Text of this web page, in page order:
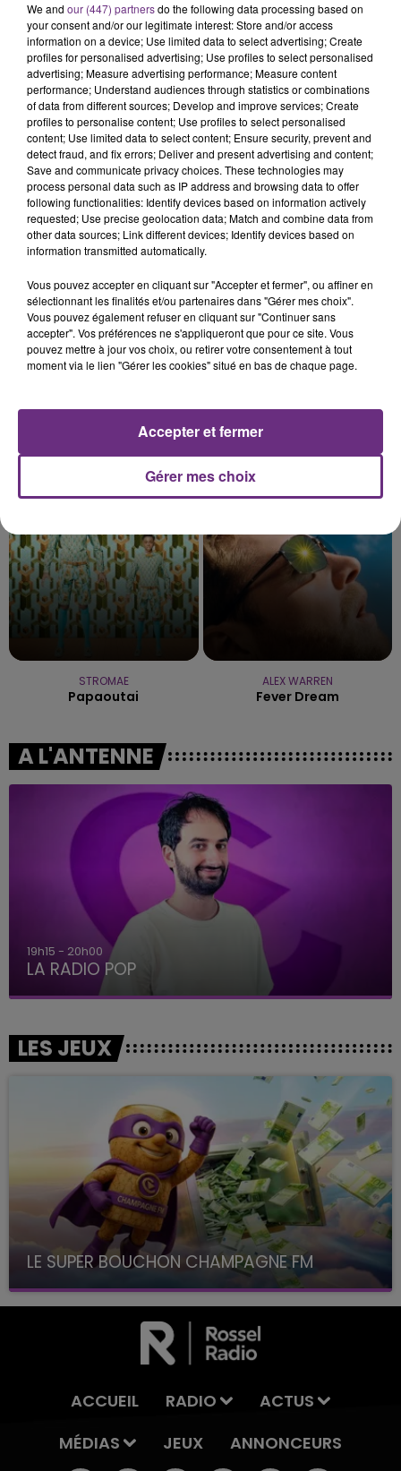
LE MAGASIN JOUÉCLUB DE REIMS FERME
SES PORTES
C'était l'une des institutions du centre-ville
rémois. Le magasin JouéClub est contraint de
fermer ses portes.
TITRES DIFFUSÉS
14h28
14h28
End Of Beginning
TAYLOR SWIFT
Elizabeth Taylor
14h21
14h21
STROMAE
Papaoutai
14h19
14h19
ALEX WARREN
Fever Dream
A L'ANTENNE
19h15 - 20h00
LA RADIO POP
LES JEUX
LE SUPER BOUCHON CHAMPAGNE FM
avec La Famille Champagne FM, à 8H10
ACCUEIL RADIO
ACTUS
MÉDIAS
JEUX ANNONCEURS
We and our (447) partnersdo the following data processing based on
your consent and/or our legitimate interest: Store and/or access
information on a device; Use limited data to select advertising; Create
profiles for personalised advertising; Use profiles to select personalised
advertising; Measure advertising performance; Measure content
performance; Understand audiences through statistics or combinations
of data from different sources; Develop and improve services; Create
profiles to personalise content; Use profiles to select personalised
content; Use limited data to select content; Ensure security, prevent and
detect fraud, and fix errors; Deliver and present advertising and content;
Save and communicate privacy choices. These technologies may
process personal data such as IP address and browsing data to offer
following functionalities: Identify devices based on information actively
requested; Use precise geolocation data; Match and combine data from
other data sources; Link different devices; Identify devices based on
information transmitted automatically.
Vous pouvez accepter en cliquant sur "Accepter et fermer", ou affiner en
sélectionnant les finalités et/ou partenaires dans "Gérer mes choix".
Vous pouvez également refuser en cliquant sur "Continuer sans
accepter". Vos préférences ne s'appliqueront que pour ce site. Vous
pouvez mettre à jour vos choix, ou retirer votre consentement à tout
moment via le lien "Gérer les cookies" situé en bas de chaque page.
Gérer mes choix
Accepter et fermer